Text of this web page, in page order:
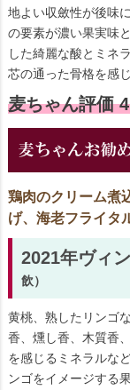
地よい収斂性が後味
の要素が濃い果実味
した綺麗な酸とミネ
芯の通った骨格を感
麦ちゃん評価
鶏肉のクリーム煮
げ、海老フライタ
2021年ヴィ
飲）
黄桃、熟したリンゴ
香、燻し香、木質香
を感じるミネラルな
ンゴをイメージする